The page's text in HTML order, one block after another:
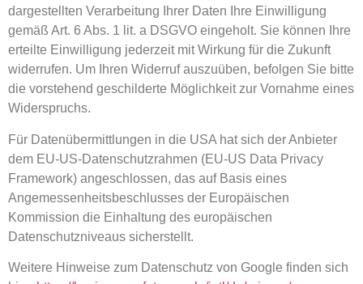
dargestellten Verarbeitung Ihrer Daten Ihre Einwilligung
gemäß Art. 6 Abs. 1 lit. a DSGVO eingeholt. Sie können Ihre
erteilte Einwilligung jederzeit mit Wirkung für die Zukunft
widerrufen. Um Ihren Widerruf auszuüben, befolgen Sie bitte
die vorstehend geschilderte Möglichkeit zur Vornahme eines
Widerspruchs.
Für Datenübermittlungen in die USA hat sich der Anbieter
dem EU-US-Datenschutzrahmen (EU-US Data Privacy
Framework) angeschlossen, das auf Basis eines
Angemessenheitsbeschlusses der Europäischen
Kommission die Einhaltung des europäischen
Datenschutzniveaus sicherstellt.
Weitere Hinweise zum Datenschutz von Google finden sich